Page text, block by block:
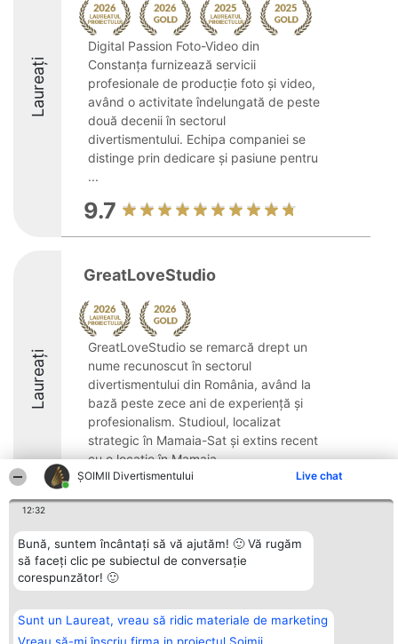
ŞOIMII Divertismentului Live chat
12:32
Bună, suntem încântați să vă ajutăm! 🙂 Vă rugăm
să faceți clic pe subiectul de conversație
corespunzător! 🙂
Sunt un Laureat, vreau să ridic materiale de marketing
Laureați
Digital Passion Foto-Video din
Constanța furnizează servicii
profesionale de producție foto și video,
având o activitate îndelungată de peste
două decenii în sectorul
divertismentului. Echipa companiei se
distinge prin dedicare și pasiune pentru
...
9.7
Laureați
GreatLoveStudio
GreatLoveStudio se remarcă drept un
nume recunoscut în sectorul
divertismentului din România, având la
bază peste zece ani de experiență și
profesionalism. Studioul, localizat
strategic în Mamaia-Sat și extins recent
cu o locație în Mamaia ...
9.8
Organizator Ranking
BRIGHT SOLUTIONS BR SRL
Aleea Timisul De Sus 2 Bl. A30
Sc. A Et. 4 Ap. 13 Cod 061952
București
CUI 36737675
tel: +40 770 990 492
Plebiscyt
Câștigătorii
Laureaților
Reguli
Statut
Contact